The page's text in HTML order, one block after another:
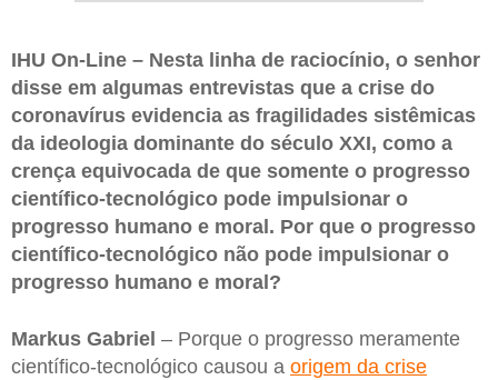
IHU On-Line – Nesta linha de raciocínio, o senhor
disse em algumas entrevistas que a crise do
coronavírus evidencia as fragilidades sistêmicas
da ideologia dominante do século XXI, como a
crença equivocada de que somente o progresso
científico-tecnológico pode impulsionar o
progresso humano e moral. Por que o progresso
científico-tecnológico não pode impulsionar o
progresso humano e moral?
Markus Gabriel – Porque o progresso meramente
científico-tecnológico causou a origem da crise